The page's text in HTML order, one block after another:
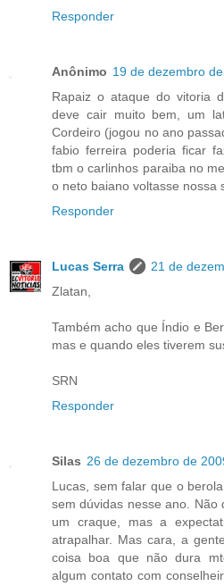
Responder
Anônimo 19 de dezembro
Rapaiz o ataque do vitoria
deve cair muito bem, um
Cordeiro (jogou no ano
fabio ferreira poderia ficar
tbm o carlinhos paraiba no
o neto baiano voltasse nossa
Responder
Lucas Serra
21 de
Zlatan,
Também acho que Índio e
mas e quando eles tiverem
SRN
Responder
Silas 26 de dezembro de
Lucas, sem falar que o
sem dúvidas nesse ano.
um craque, mas a
atrapalhar. Mas cara, a
coisa boa que não dura
algum contato com